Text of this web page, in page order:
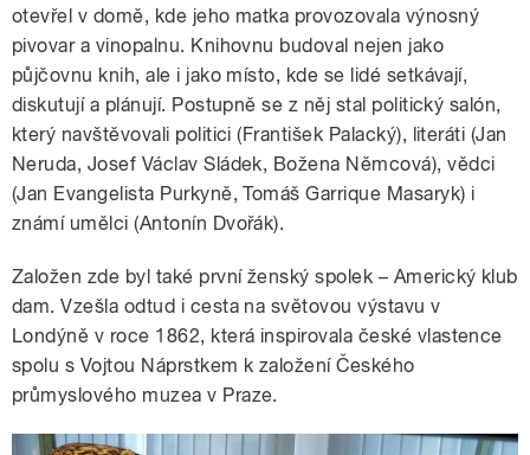
otevřel v domě, kde jeho matka provozovala výnosný
pivovar a vinopalnu. Knihovnu budoval nejen jako
půjčovnu knih, ale i jako místo, kde se lidé setkávají,
diskutují a plánují. Postupně se z něj stal politický salón,
který navštěvovali politici (František Palacký), literáti (Jan
Neruda, Josef Václav Sládek, Božena Němcová), vědci
(Jan Evangelista Purkyně, Tomáš Garrique Masaryk) i
známí umělci (Antonín Dvořák).
Založen zde byl také první ženský spolek – Americký klub
dam. Vzešla odtud i cesta na světovou výstavu v
Londýně v roce 1862, která inspirovala české vlastence
spolu s Vojtou Náprstkem k založení Českého
průmyslového muzea v Praze.